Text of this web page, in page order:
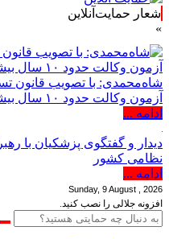
شعار حمایت‌آنلاین
شاه‌محمدی: با تصویب قانون
آزمون وکالت حدود ۱۰ سال بیشتر شده است
ادامه ...
دیدار و گفتگوی پزشکیان با
نظامی کشور
ادامه ...
Sunday, 9 August , 2026
افزونه جلالی را نصب کنید.